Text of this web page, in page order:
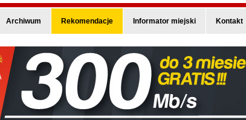
Archiwum Rekomendacje Informator miejski Kontakt